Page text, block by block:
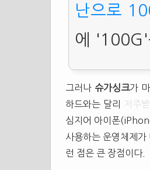
난으로
에 '100G'
그러나 슈가싱크가
하드와는 달리
저주
심지어 아이폰
사용하는 운영체제
런 점은 큰 장점이다.